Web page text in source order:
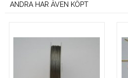
ANDRA HAR ÄVEN KÖPT